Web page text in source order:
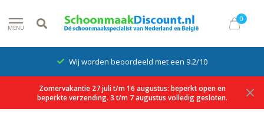
MENU
0
Wij worden beoordeeld met een 9.2/10
Zomervakantie 27 juli t/m 16 augustus: beperkt open en
beperkte verzending. 3 t/m 7 augustus volledig gesloten.